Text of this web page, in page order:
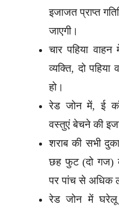
इजाजत प्राप्त
जाएगी।
चार पहिया
व्यक्ति, दो पहिया
हो।
रेड जोन में, ई
वस्तुएं बेचने की
शराब की सभी
छह फुट (दो गज)
पर पांच से अधिक
रेड जोन में घरेलू